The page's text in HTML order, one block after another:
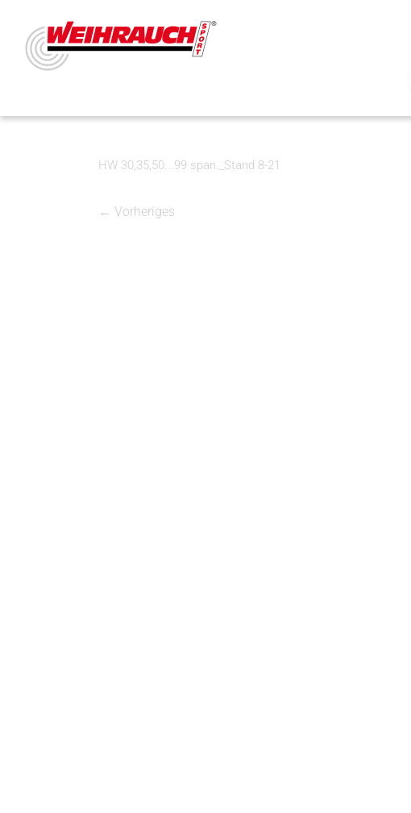
HW 30,35,50...99 span._Stand 8-21
← Vorheriges